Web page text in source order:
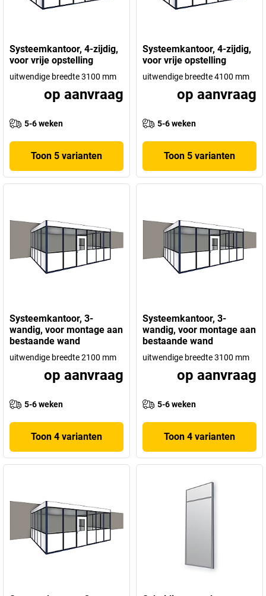
Systeemkantoor, 4-zijdig,
voor vrije opstelling
uitwendige breedte 3100 mm
op aanvraag
5-6 weken
Toon 5 varianten
Systeemkantoor, 4-zijdig,
voor vrije opstelling
uitwendige breedte 4100 mm
op aanvraag
5-6 weken
Toon 5 varianten
Systeemkantoor, 3-
wandig, voor montage aan
bestaande wand
uitwendige breedte 2100 mm
op aanvraag
5-6 weken
Toon 4 varianten
Systeemkantoor, 3-
wandig, voor montage aan
bestaande wand
uitwendige breedte 3100 mm
op aanvraag
5-6 weken
Toon 4 varianten